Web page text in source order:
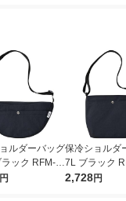
ルダーバッグ
ック RFM-0
個 ペットボト
円
保冷ショルダ
7L ブラック
BK 1個 ペッ
2,728円